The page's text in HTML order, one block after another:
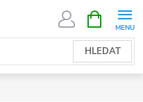
HLEDAT
NÁKUPNÍ
KOŠÍK